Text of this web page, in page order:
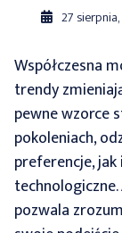
27
Współczesna
trendy
pewne wzorce
pokoleniach,
preferencje, jak
pozwala